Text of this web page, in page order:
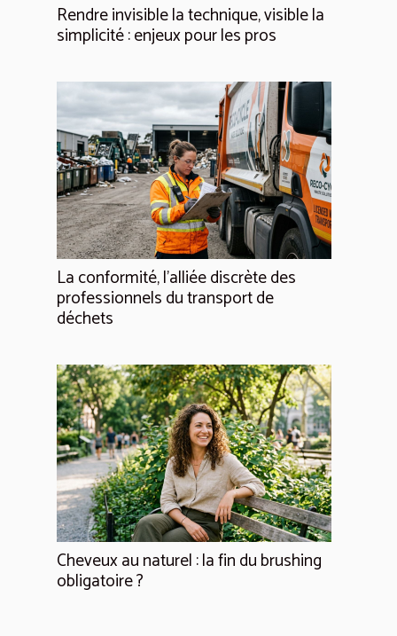
Rendre invisible la technique, visible la
simplicité : enjeux pour les pros
La conformité, l'alliée discrète des
professionnels du transport de
déchets
Cheveux au naturel : la fin du brushing
obligatoire ?